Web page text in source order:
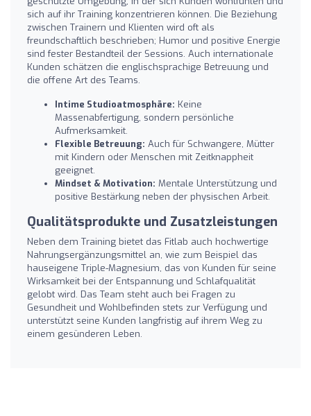
sich auf ihr Training konzentrieren können. Die Beziehung
zwischen Trainern und Klienten wird oft als
freundschaftlich beschrieben; Humor und positive Energie
sind fester Bestandteil der Sessions. Auch internationale
Kunden schätzen die englischsprachige Betreuung und
die offene Art des Teams.
Intime Studioatmosphäre: Keine
Massenabfertigung, sondern persönliche
Aufmerksamkeit.
Flexible Betreuung: Auch für Schwangere, Mütter
mit Kindern oder Menschen mit Zeitknappheit
geeignet.
Mindset & Motivation: Mentale Unterstützung und
positive Bestärkung neben der physischen Arbeit.
Qualitätsprodukte und Zusatzleistungen
Neben dem Training bietet das Fitlab auch hochwertige
Nahrungsergänzungsmittel an, wie zum Beispiel das
hauseigene Triple-Magnesium, das von Kunden für seine
Wirksamkeit bei der Entspannung und Schlafqualität
gelobt wird. Das Team steht auch bei Fragen zu
Gesundheit und Wohlbefinden stets zur Verfügung und
unterstützt seine Kunden langfristig auf ihrem Weg zu
einem gesünderen Leben.